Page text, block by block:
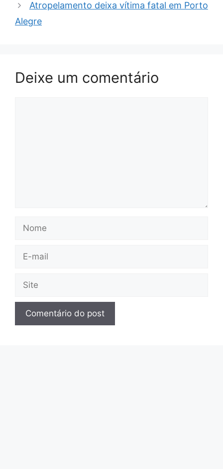
Atropelamento deixa vítima fatal em Porto
Alegre
Deixe um comentário
Nome
E-
Site